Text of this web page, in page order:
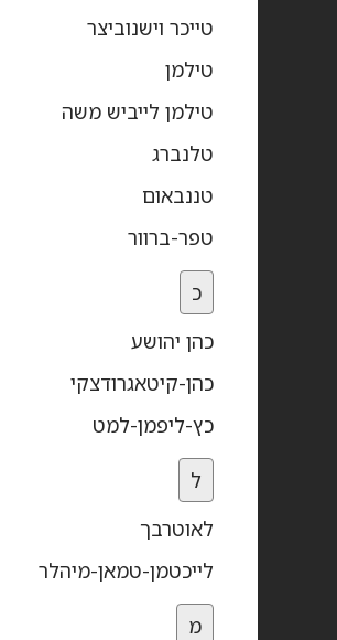
טייכר וישנוביצר
טילמן
טילמן לייביש משה
טלנברג
טננבאום
טפר-ברוור
כ
כהן יהושע
כהן-קיטאגרודצקי
כץ-ליפמן-למט
ל
לאוטרבך
לייכטמן-טמאן-מיהלר
מ